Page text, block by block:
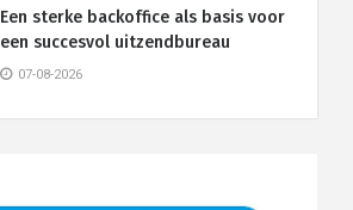
Een sterke backoffice als basis voor
een succesvol uitzendbureau
07-08-2026